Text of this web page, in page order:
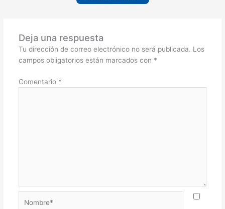
Deja una respuesta
Tu dirección de correo electrónico no será publicada. Los
campos obligatorios están marcados con *
Comentario *